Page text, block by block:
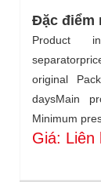
Đặc điểm
Product
original
daysMain
Minimum
Giá: Liên